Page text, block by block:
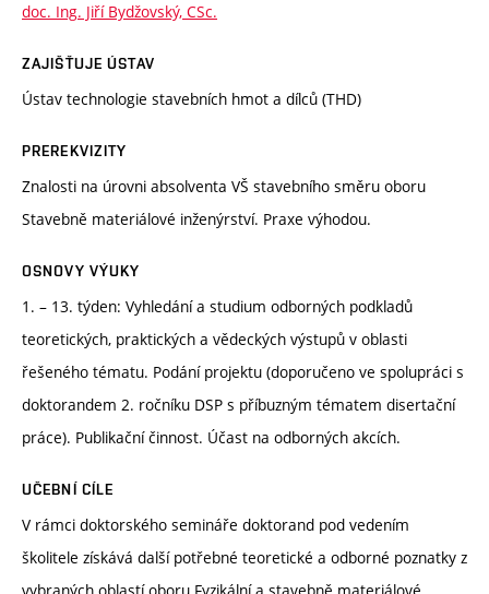
doc. Ing. Jiří Bydžovský, CSc.
ZAJIŠŤUJE ÚSTAV
Ústav technologie stavebních hmot a dílců (THD)
PREREKVIZITY
Znalosti na úrovni absolventa VŠ stavebního směru oboru
Stavebně materiálové inženýrství. Praxe výhodou.
OSNOVY VÝUKY
1. – 13. týden: Vyhledání a studium odborných podkladů
teoretických, praktických a vědeckých výstupů v oblasti
řešeného tématu. Podání projektu (doporučeno ve spolupráci s
doktorandem 2. ročníku DSP s příbuzným tématem disertační
práce). Publikační činnost. Účast na odborných akcích.
UČEBNÍ CÍLE
V rámci doktorského semináře doktorand pod vedením
školitele získává další potřebné teoretické a odborné poznatky z